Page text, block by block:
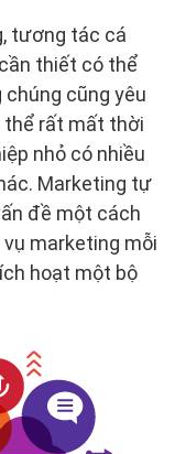
tương tác cá
thiết có thể
cũng yêu
thể rất mất thời
nhỏ có nhiều
Marketing tự
đề một cách
marketing mỗi
hoạt một bộ